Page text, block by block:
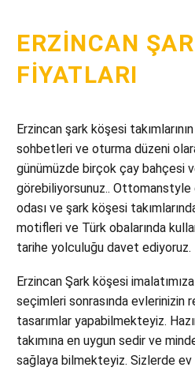
ERZINCAN
FIYATLARI
Erzincan şark köşesi
sohbetleri ve oturma düzeni
günümüzde birçok çay bahçesi
görebiliyorsunuz..
odası ve şark köşesi
motifleri ve Türk obalarında
tarihe yolculuğu davet ediyoruz.
Erzincan Şark köşesi
seçimleri sonrasında evlerinizin
tasarımlar yapabilmekteyiz.
takımına en uygun sedir ve
sağlaya bilmekteyiz. Sizlerde ev